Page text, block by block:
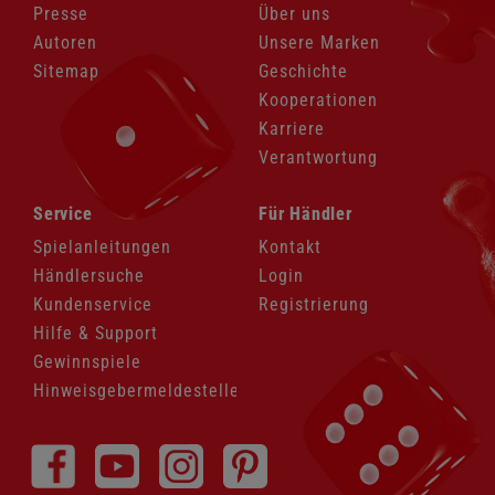
Presse
Autoren
Sitemap
Über uns
Unsere Marken
Geschichte
Kooperationen
Karriere
Verantwortung
Navigation
überspringen
Service
Spielanleitungen
Händlersuche
Kundenservice
Hilfe & Support
Gewinnspiele
Hinweisgebermeldestelle
Navigation
überspringen
Für Händler
Kontakt
Login
Registrierung
überspringen